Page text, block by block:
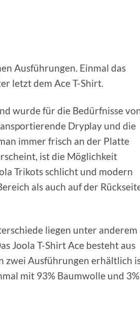
Ausführungen. Einmal das
letzt dem Ace T-Shirt.
wurde für die Bedürfnisse
Dryplay und die
immer frisch an der Platte
ist die Möglichkeit
Trikots schlicht und modern
als auch auf der
liegen unter anderem
Joola T-Shirt Ace besteht aus
zwei Ausführungen erhältlich
mit 93% Baumwolle und 3%